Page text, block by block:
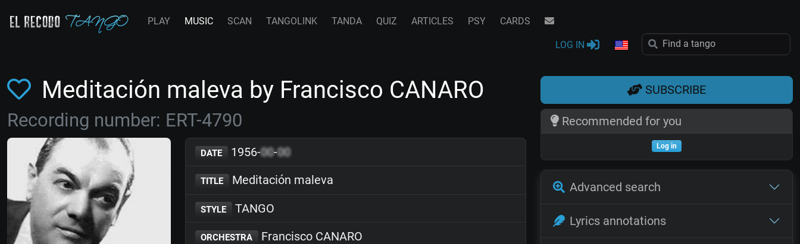
PLAY MUSIC SCAN TANGOLINK TANDA QUIZ ARTICLES PSY CARDS
LOG IN
Meditación maleva by Francisco CANARO
Recording number: ERT-4790
DATE 1956-00-00
TITLE Meditación maleva
STYLE TANGO
ORCHESTRA Francisco CANARO
SUBSCRIBE
Recommended for you
Log in
Advanced search
Lyrics annotations